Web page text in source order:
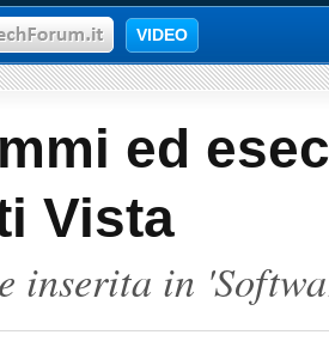
VIDEO
ed
Vista
inserita in '